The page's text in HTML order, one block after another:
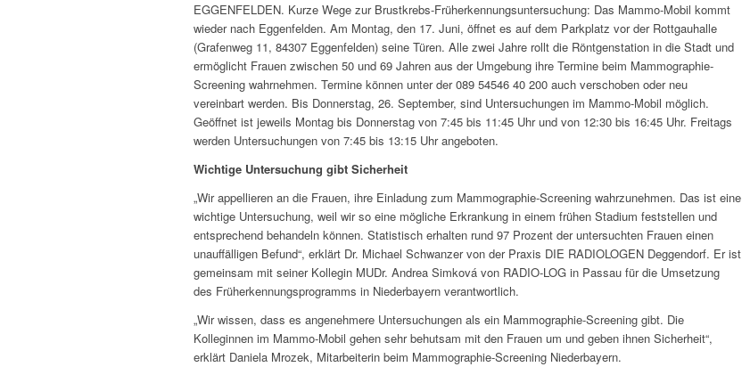
EGGENFELDEN. Kurze Wege zur Brustkrebs-Früherkennungsuntersuchung: Das Mammo-Mobil kommt
wieder nach Eggenfelden. Am Montag, den 17. Juni, öffnet es auf dem Parkplatz vor der Rottgauhalle
(Grafenweg 11, 84307 Eggenfelden) seine Türen. Alle zwei Jahre rollt die Röntgenstation in die Stadt und
ermöglicht Frauen zwischen 50 und 69 Jahren aus der Umgebung ihre Termine beim Mammographie-
Screening wahrnehmen. Termine können unter der 089 54546 40 200 auch verschoben oder neu
vereinbart werden. Bis Donnerstag, 26. September, sind Untersuchungen im Mammo-Mobil möglich.
Geöffnet ist jeweils Montag bis Donnerstag von 7:45 bis 11:45 Uhr und von 12:30 bis 16:45 Uhr. Freitags
werden Untersuchungen von 7:45 bis 13:15 Uhr angeboten.
Wichtige Untersuchung gibt Sicherheit
„Wir appellieren an die Frauen, ihre Einladung zum Mammographie-Screening wahrzunehmen. Das ist eine
wichtige Untersuchung, weil wir so eine mögliche Erkrankung in einem frühen Stadium feststellen und
entsprechend behandeln können. Statistisch erhalten rund 97 Prozent der untersuchten Frauen einen
unauffälligen Befund“, erklärt Dr. Michael Schwanzer von der Praxis DIE RADIOLOGEN Deggendorf. Er ist
gemeinsam mit seiner Kollegin MUDr. Andrea Simková von RADIO-LOG in Passau für die Umsetzung
des Früherkennungsprogramms in Niederbayern verantwortlich.
„Wir wissen, dass es angenehmere Untersuchungen als ein Mammographie-Screening gibt. Die
Kolleginnen im Mammo-Mobil gehen sehr behutsam mit den Frauen um und geben ihnen Sicherheit“,
erklärt Daniela Mrozek, Mitarbeiterin beim Mammographie-Screening Niederbayern.